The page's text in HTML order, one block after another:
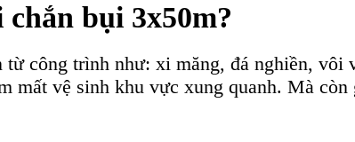
bụi 3x50m?
công trình như: xi măng, đá nghiền, vôi
mất vệ sinh khu vực xung quanh. Mà